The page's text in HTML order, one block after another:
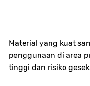
Material yang kuat
penggunaan di area
tinggi dan risiko